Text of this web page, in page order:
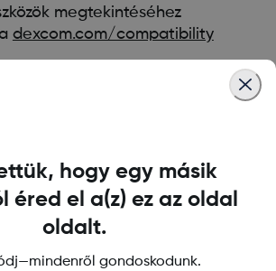
megtekintéséhez
dexcom.com/compatibility
hogy egy másik
éred el a(z) ez az oldal
oldalt.
gondoskodunk.